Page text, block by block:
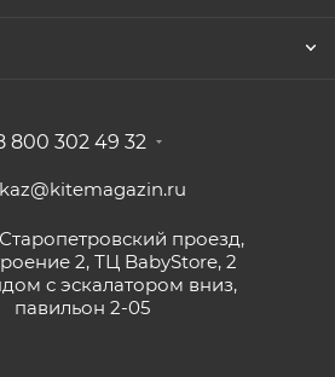
800 302 49 32
проезд,
2, ТЦ BabyStore, 2
с эскалатором вниз,
павильон 2-05